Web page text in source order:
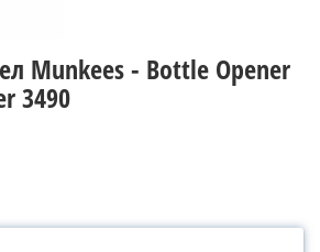
Munkees - Bottle Opener
3490